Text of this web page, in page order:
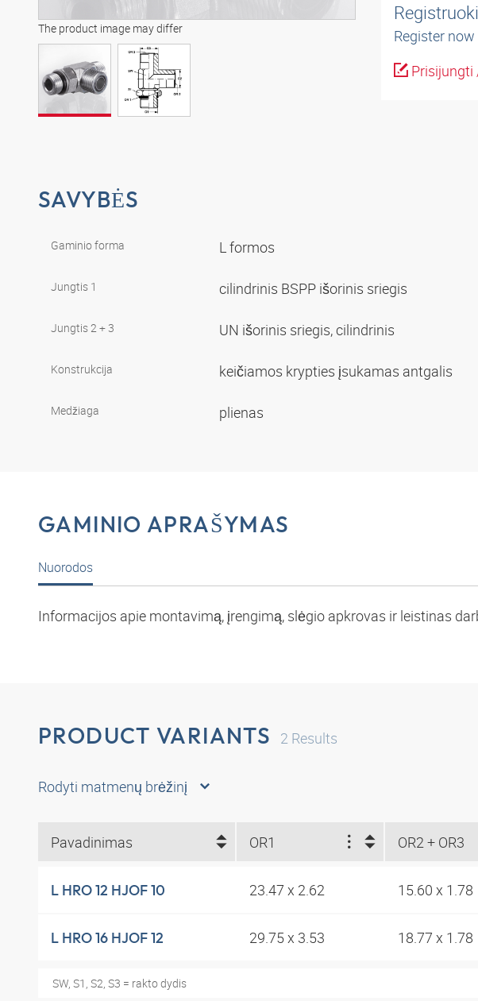
The product image may differ
Register
SAVYBĖS
Gaminio forma L formos
Jungtis 1 cilindrinis BSPP išorinis sriegis
Jungtis 2 + 3 UN išorinis sriegis, cilindrinis
Konstrukcija keičiamos krypties įsukamas antgalis
Medžiaga plienas
GAMINIO APRAŠYMAS
Nuorodos
Informacijos apie montavimą, įrengimą, slėgio apkrovas ir leistinas
PRODUCT VARIANTS 2 Results
Rodyti matmenų brėžinį
Pavadinimas OR1 OR2 + OR3
L HRO 12 HJOF 10 23.47 x 2.62 15.60 x 1.78
L HRO 16 HJOF 12 29.75 x 3.53 18.77 x 1.78
SW, S1, S2, S3 = rakto dydis